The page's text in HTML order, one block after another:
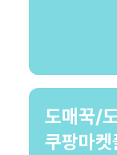
도매꾹/
쿠팡마